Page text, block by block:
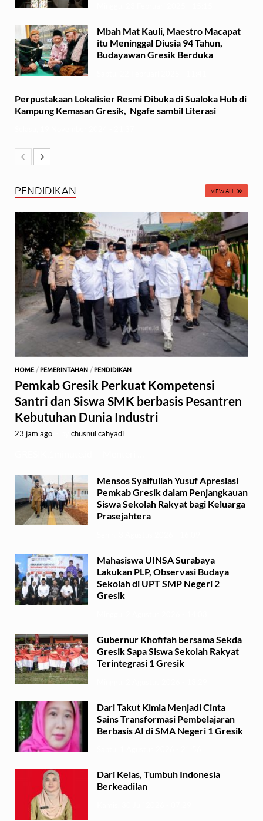
Mbah Mat Kauli, Maestro Macapat
itu Meninggal Diusia 94 Tahun,
Budayawan Gresik Berduka
Perpustakaan Lokalisier Resmi Dibuka di Sualoka Hub di
Kampung Kemasan Gresik, Ngafe sambil Literasi
PENDIDIKAN VIEW ALL
HOME / PEMERINTAHAN / PENDIDIKAN
Pemkab Gresik Perkuat Kompetensi
Santri dan Siswa SMK berbasis Pesantren
Kebutuhan Dunia Industri
23 jam ago chusnul cahyadi
Mensos Syaifullah Yusuf Apresiasi
Pemkab Gresik dalam Penjangkauan
Siswa Sekolah Rakyat bagi Keluarga
Prasejahtera
Mahasiswa UINSA Surabaya
Lakukan PLP, Observasi Budaya
Sekolah di UPT SMP Negeri 2
Gresik
Gubernur Khofifah bersama Sekda
Gresik Sapa Siswa Sekolah Rakyat
Terintegrasi 1 Gresik
Dari Takut Kimia Menjadi Cinta
Sains Transformasi Pembelajaran
Berbasis AI di SMA Negeri 1 Gresik
Dari Kelas, Tumbuh Indonesia
Berkeadilan